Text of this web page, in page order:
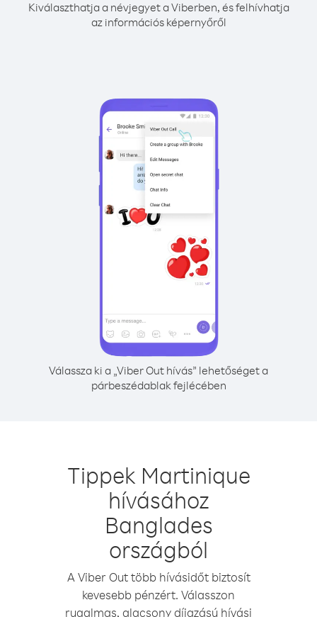
Kiválaszthatja a névjegyet a Viberben, és felhívhatja
az információs képernyőről
Válassza ki a „Viber Out hívás” lehetőséget a
párbeszédablak fejlécében
Tippek Martinique
hívásához
Banglades
országból
A Viber Out több hívásidőt biztosít
kevesebb pénzért. Válasszon
rugalmas, alacsony díjazású hívási